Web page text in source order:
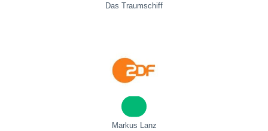
Das Traumschiff
Markus Lanz